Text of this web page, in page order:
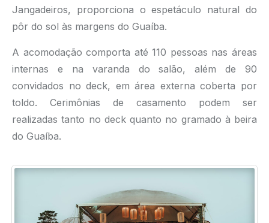
Jangadeiros, proporciona o espetáculo natural do
pôr do sol às margens do Guaíba.
A acomodação comporta até 110 pessoas nas áreas
internas e na varanda do salão, além de 90
convidados no deck, em área externa coberta por
toldo. Cerimônias de casamento podem ser
realizadas tanto no deck quanto no gramado à beira
do Guaíba.